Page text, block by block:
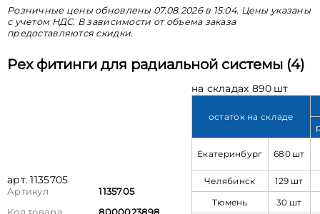
Розничные цены обновлены 07.08.2026 в 15:04. Цены указаны
с учетом НДС. В зависимости от объема заказа
предоставляются скидки.
Pex фитинги для радиальной системы (4)
арт. 1135705
Артикул
1135705
на складах 890 шт
остаток на складе
Екатеринбург 680 шт
Челябинск
129 шт
Тюмень
30 шт